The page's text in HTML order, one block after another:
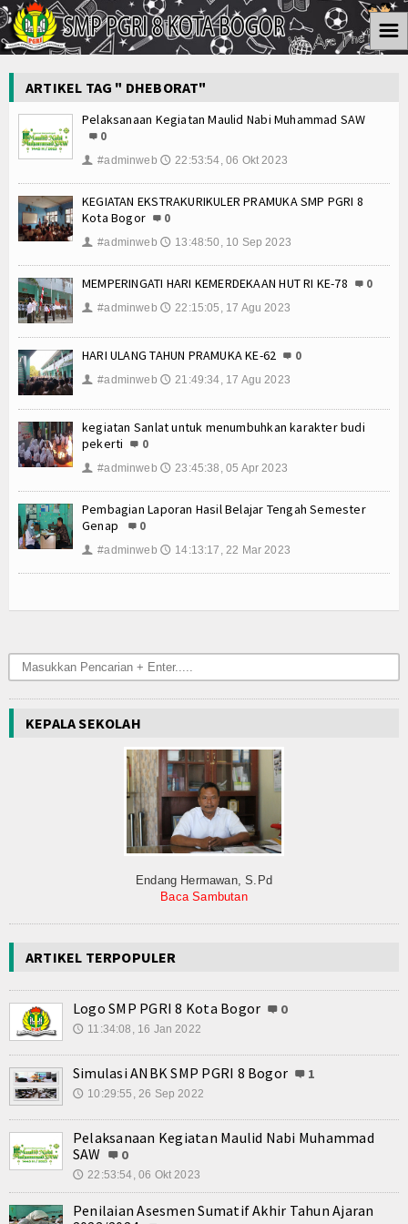
Informasi
Kesiswaan
Ektra Kurikuler
Koleksi Video
Album Foto
Download
Agenda
Konsultasi
Hubungi Kami
☰
ARTIKEL TAG " DHEBORAT"
Pelaksanaan Kegiatan Maulid Nabi Muhammad SAW
0
👤 #adminweb 🕔 22:53:54, 06 Okt 2023
KEGIATAN EKSTRAKURIKULER PRAMUKA SMP PGRI 8
Kota Bogor
0
👤 #adminweb 🕔 13:48:50, 10 Sep 2023
MEMPERINGATI HARI KEMERDEKAAN HUT RI KE-78 0
👤 #adminweb 🕔 22:15:05, 17 Agu 2023
HARI ULANG TAHUN PRAMUKA KE-62 0
👤 #adminweb 🕔 21:49:34, 17 Agu 2023
kegiatan Sanlat untuk menumbuhkan karakter budi
pekerti
0
👤 #adminweb 🕔 23:45:38, 05 Apr 2023
Pembagian Laporan Hasil Belajar Tengah Semester
Genap
0
👤 #adminweb 🕔 14:13:17, 22 Mar 2023
KEPALA SEKOLAH
Endang Hermawan, S.Pd
Baca Sambutan
ARTIKEL TERPOPULER
Logo SMP PGRI 8 Kota Bogor 0
🕔 11:34:08, 16 Jan 2022
Simulasi ANBK SMP PGRI 8 Bogor 1
🕔 10:29:55, 26 Sep 2022
Pelaksanaan Kegiatan Maulid Nabi Muhammad
SAW
0
🕔 22:53:54, 06 Okt 2023
Penilaian Asesmen Sumatif Akhir Tahun Ajaran